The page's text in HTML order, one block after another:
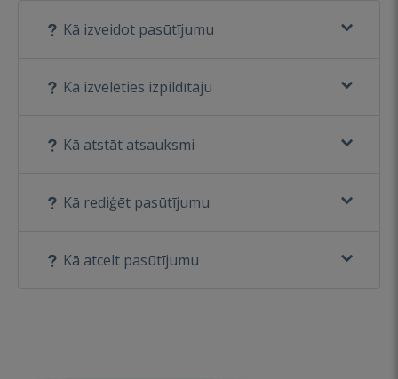
Kā izveidot pasūtījumu
Kā izvēlēties izpildītāju
Kā atstāt atsauksmi
Kā rediģēt pasūtījumu
Kā atcelt pasūtījumu